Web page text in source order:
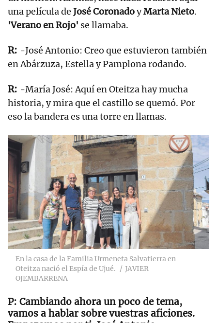
una película de José CoronadoyMarta Nieto.
'Verano en Rojo' se llamaba.
-José Antonio: Creo que estuvieron también
en Abárzuza, Estella y Pamplona rodando.
-María José: Aquí en Oteitza hay mucha
historia, y mira que el castillo se quemó. Por
eso la bandera es una torre en llamas.
En la casa de la Familia Urmeneta Salvatierra en
Oteitza nació el Espía de Ujué.
JAVIER
OJEMBARRENA
Cambiando ahora un poco de tema,
vamos a hablar sobre vuestras aficiones.